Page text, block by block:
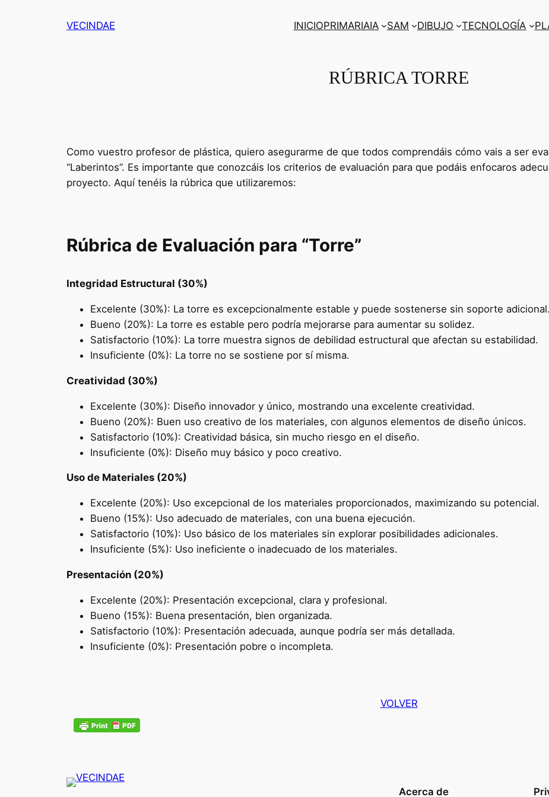
VECINDAE INICIOPRIMARIAIA SAM DIBUJO TECNOLOGÍA
RÚBRICA TORRE
Como vuestro profesor de plástica, quiero asegurarme de que todos comprendáis cómo vais a ser
“Laberintos”. Es importante que conozcáis los criterios de evaluación para que podáis enfocaros
proyecto. Aquí tenéis la rúbrica que utilizaremos:
Rúbrica de Evaluación para “Torre”
Integridad Estructural (30%)
Excelente (30%): La torre es excepcionalmente estable y puede sostenerse sin soporte adicional.
Bueno (20%): La torre es estable pero podría mejorarse para aumentar su solidez.
Satisfactorio (10%): La torre muestra signos de debilidad estructural que afectan su estabilidad.
Insuficiente (0%): La torre no se sostiene por sí misma.
Creatividad (30%)
Excelente (30%): Diseño innovador y único, mostrando una excelente creatividad.
Bueno (20%): Buen uso creativo de los materiales, con algunos elementos de diseño únicos.
Satisfactorio (10%): Creatividad básica, sin mucho riesgo en el diseño.
Insuficiente (0%): Diseño muy básico y poco creativo.
Uso de Materiales (20%)
Excelente (20%): Uso excepcional de los materiales proporcionados, maximizando su potencial.
Bueno (15%): Uso adecuado de materiales, con una buena ejecución.
Satisfactorio (10%): Uso básico de los materiales sin explorar posibilidades adicionales.
Insuficiente (5%): Uso ineficiente o inadecuado de los materiales.
Presentación (20%)
Excelente (20%): Presentación excepcional, clara y profesional.
Bueno (15%): Buena presentación, bien organizada.
Satisfactorio (10%): Presentación adecuada, aunque podría ser más detallada.
Insuficiente (0%): Presentación pobre o incompleta.
VOLVER
Acerca de